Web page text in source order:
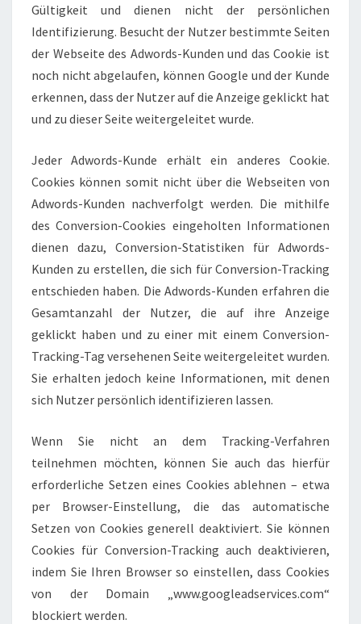
Gültigkeit und dienen nicht der persönlichen
Identifizierung. Besucht der Nutzer bestimmte Seiten
der Webseite des Adwords-Kunden und das Cookie ist
noch nicht abgelaufen, können Google und der Kunde
erkennen, dass der Nutzer auf die Anzeige geklickt hat
und zu dieser Seite weitergeleitet wurde.
Jeder Adwords-Kunde erhält ein anderes Cookie.
Cookies können somit nicht über die Webseiten von
Adwords-Kunden nachverfolgt werden. Die mithilfe
des Conversion-Cookies eingeholten Informationen
dienen dazu, Conversion-Statistiken für Adwords-
Kunden zu erstellen, die sich für Conversion-Tracking
entschieden haben. Die Adwords-Kunden erfahren die
Gesamtanzahl der Nutzer, die auf ihre Anzeige
geklickt haben und zu einer mit einem Conversion-
Tracking-Tag versehenen Seite weitergeleitet wurden.
Sie erhalten jedoch keine Informationen, mit denen
sich Nutzer persönlich identifizieren lassen.
Wenn Sie nicht an dem Tracking-Verfahren
teilnehmen möchten, können Sie auch das hierfür
erforderliche Setzen eines Cookies ablehnen – etwa
per Browser-Einstellung, die das automatische
Setzen von Cookies generell deaktiviert. Sie können
Cookies für Conversion-Tracking auch deaktivieren,
indem Sie Ihren Browser so einstellen, dass Cookies
von der Domain „www.googleadservices.com“
blockiert werden.